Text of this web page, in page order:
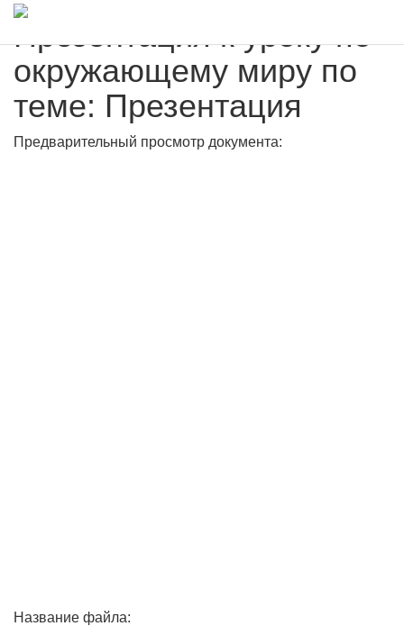
Презентация к уроку по
окружающему миру по
теме: Презентация
Предварительный просмотр документа:
Название файла: